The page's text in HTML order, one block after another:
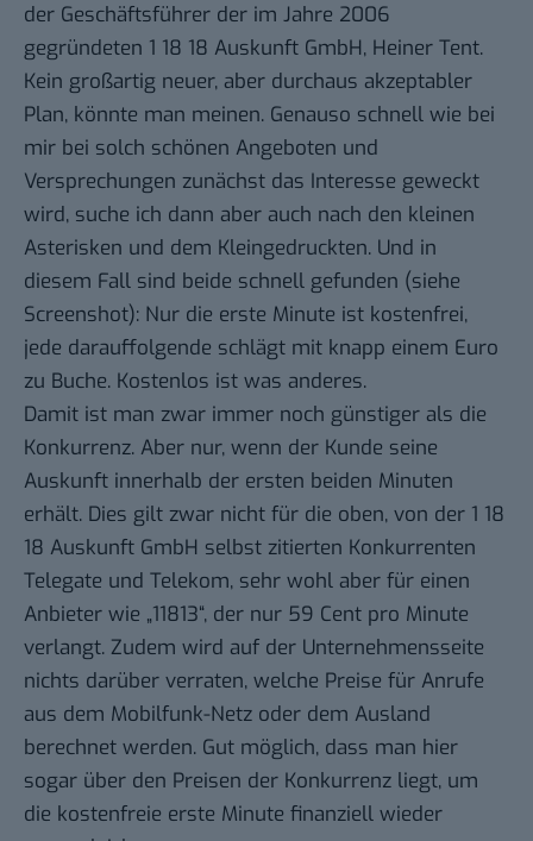
der Geschäftsführer der im Jahre 2006
gegründeten 1 18 18 Auskunft GmbH, Heiner Tent.
Kein großartig neuer, aber durchaus akzeptabler
Plan, könnte man meinen. Genauso schnell wie bei
mir bei solch schönen Angeboten und
Versprechungen zunächst das Interesse geweckt
wird, suche ich dann aber auch nach den kleinen
Asterisken und dem Kleingedruckten. Und in
diesem Fall sind beide schnell gefunden (siehe
Screenshot): Nur die erste Minute ist kostenfrei,
jede darauffolgende schlägt mit knapp einem Euro
zu Buche. Kostenlos ist was anderes.
Damit ist man zwar immer noch günstiger als die
Konkurrenz. Aber nur, wenn der Kunde seine
Auskunft innerhalb der ersten beiden Minuten
erhält. Dies gilt zwar nicht für die oben, von der 1 18
18 Auskunft GmbH selbst zitierten Konkurrenten
Telegate und Telekom, sehr wohl aber für einen
Anbieter wie „11813“, der nur 59 Cent pro Minute
verlangt. Zudem wird auf der Unternehmensseite
nichts darüber verraten, welche Preise für Anrufe
aus dem Mobilfunk-Netz oder dem Ausland
berechnet werden. Gut möglich, dass man hier
sogar über den Preisen der Konkurrenz liegt, um
die kostenfreie erste Minute finanziell wieder